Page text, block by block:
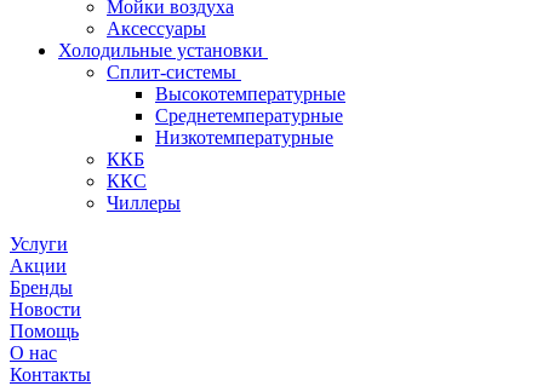
Мойки воздуха
Аксессуары
Холодильные установки
Сплит-системы
Высокотемпературные
Среднетемпературные
Низкотемпературные
ККБ
ККС
Чиллеры
Услуги
Акции
Бренды
Новости
Помощь
О нас
Контакты